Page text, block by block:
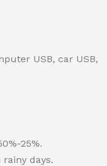
USB, car USB,
25%.
days.